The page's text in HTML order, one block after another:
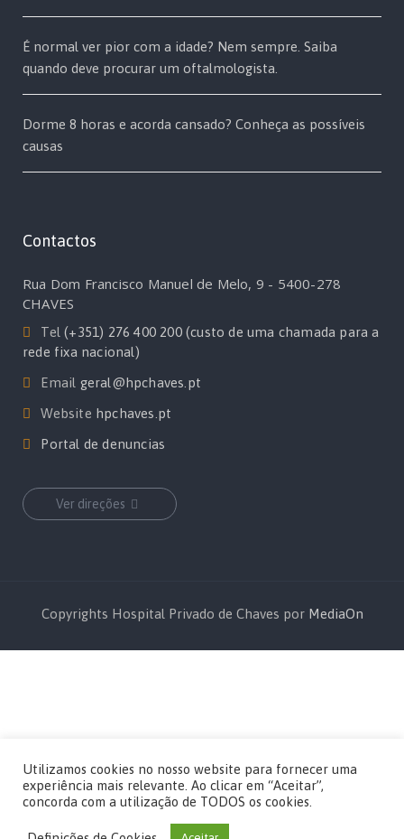
É normal ver pior com a idade? Nem sempre. Saiba
quando deve procurar um oftalmologista.
Dorme 8 horas e acorda cansado? Conheça as possíveis
causas
Contactos
Rua Dom Francisco Manuel de Melo, 9 - 5400-278
CHAVES
Tel(+351) 276 400 200 (custo de uma chamada para a
rede fixa nacional)
Email geral@hpchaves.pt
Website hpchaves.pt
Portal de denuncias
Ver direções
Copyrights Hospital Privado de Chaves por MediaOn
Utilizamos cookies no nosso website para fornecer uma
experiência mais relevante. Ao clicar em “Aceitar”,
concorda com a utilização de TODOS os cookies.